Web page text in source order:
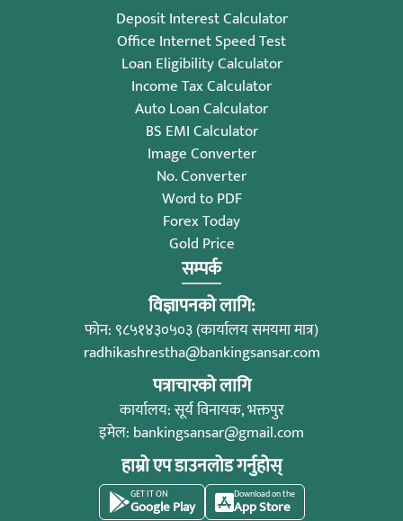
Deposit Interest Calculator
Office Internet Speed Test
Loan Eligibility Calculator
Income Tax Calculator
Auto Loan Calculator
BS EMI Calculator
Image Converter
No. Converter
Word to PDF
Forex Today
Gold Price
सम्पर्क
विज्ञापनको लागि:
फोन: ९८५१४३०५०३ (कार्यालय समयमा मात्र)
radhikashrestha@bankingsansar.com
पत्राचारको लागि
कार्यालय: सूर्य विनायक, भक्तपुर
इमेल: bankingsansar@gmail.com
हाम्रो एप डाउनलोड गर्नुहोस्
GET IT ON
Google Play
Download on the
App Store